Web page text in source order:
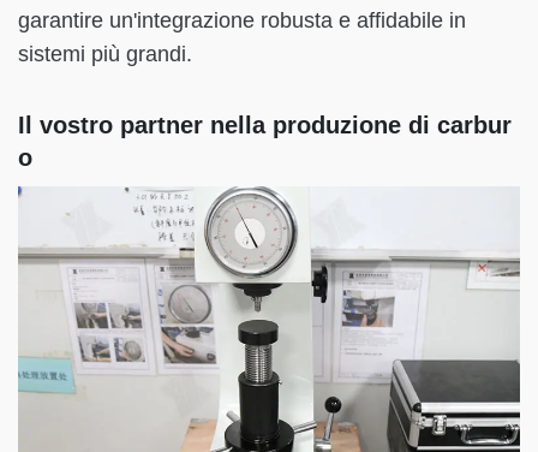
garantire un'integrazione robusta e affidabile in
sistemi più grandi.
Il vostro partner nella produzione di carbur
o